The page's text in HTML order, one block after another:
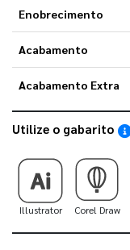
Enobrecimento
Acabamento
Acabamento Extra
Utilize o gabarito
Illustrator Corel Draw